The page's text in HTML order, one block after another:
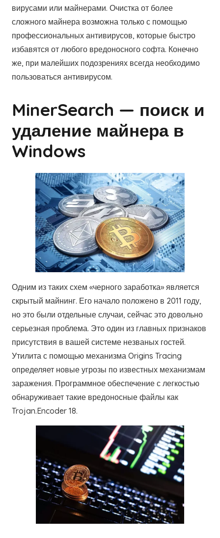
вирусами или майнерами. Очистка от более
сложного майнера возможна только с помощью
профессиональных антивирусов, которые быстро
избавятся от любого вредоносного софта. Конечно
же, при малейших подозрениях всегда необходимо
пользоваться антивирусом.
MinerSearch — поиск и
удаление майнера в
Windows
Одним из таких схем «черного заработка» является
скрытый майнинг. Его начало положено в 2011 году,
но это были отдельные случаи, сейчас это довольно
серьезная проблема. Это один из главных признаков
присутствия в вашей системе незваных гостей.
Утилита с помощью механизма Origins Tracing
определяет новые угрозы по известных механизмам
заражения. Программное обеспечение с легкостью
обнаруживает такие вредоносные файлы как
Trojan.Encoder 18.